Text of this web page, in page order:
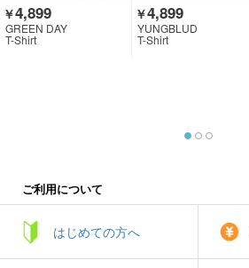
￥4,899
GREEN DAY
T-Shirt
￥4,899
YUNGBLUD
T-Shirt
ご利用について
はじめての方へ